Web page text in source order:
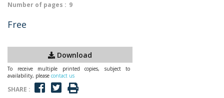
Number of pages : 9
Free
Download
To receive multiple printed copies, subject to
availability, please contact us
SHARE :